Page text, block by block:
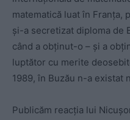
matematică luat în Franța,
și-a secretizat diploma de
când a obținut-o – și a
luptător cu merite
1989, în Buzău n-a existat
Publicăm reacția lui